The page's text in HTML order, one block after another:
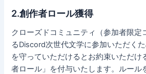
2.創作者ロール獲得
クローズドコミュニティ（参加者限定
るDiscord次世代文学に参加いただく
を守っていただけるとお約束いただけ
者ロール」を付与いたします。ルール